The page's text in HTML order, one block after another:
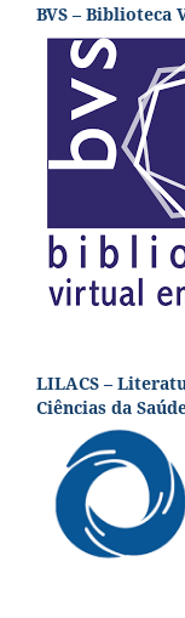
BVS – Biblioteca
LILACS –
Ciências da